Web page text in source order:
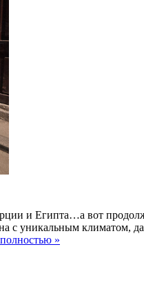
и Египта…а вот
с уникальным климатом,
»